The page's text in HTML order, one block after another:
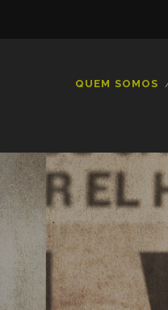
QUEM SOMOS